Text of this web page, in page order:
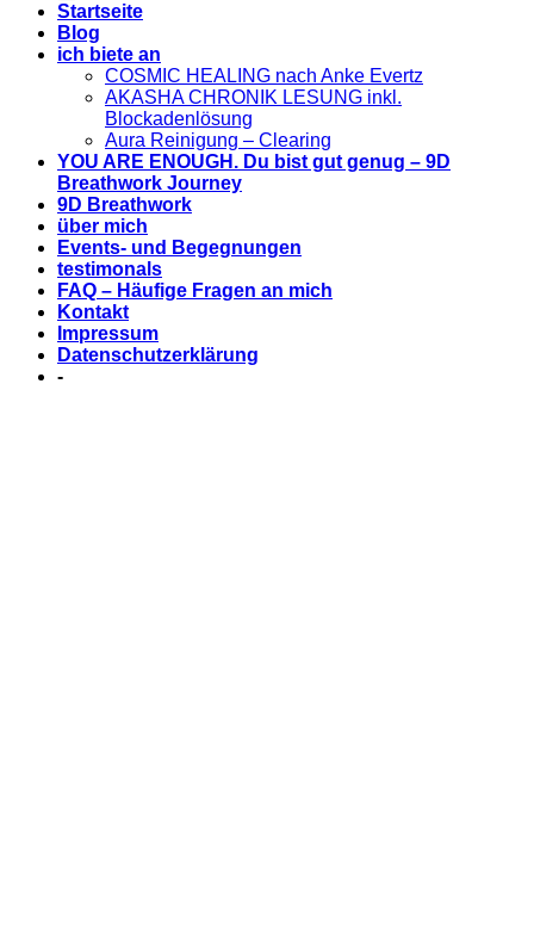
Startseite
Blog
ich biete an
COSMIC HEALING nach Anke Evertz
AKASHA CHRONIK LESUNG inkl.
Blockadenlösung
Aura Reinigung – Clearing
YOU ARE ENOUGH. Du bist gut genug – 9D
Breathwork Journey
9D Breathwork
über mich
Events- und Begegnungen
testimonals
FAQ – Häufige Fragen an mich
Kontakt
Impressum
Datenschutzerklärung
-